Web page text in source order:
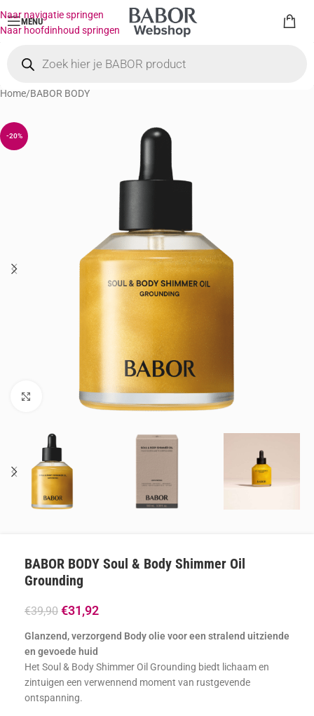
Naar navigatie springen
Naar hoofdinhoud springen
MENU
Home/BABOR BODY
-20%
Klik om te vergroten
BABOR BODY Soul & Body Shimmer Oil
Grounding
€39,90 €31,92
Glanzend, verzorgend Body olie voor een stralend uitziende
en gevoede huid
Het Soul & Body Shimmer Oil Grounding biedt lichaam en
zintuigen een verwennend moment van rustgevende
ontspanning.